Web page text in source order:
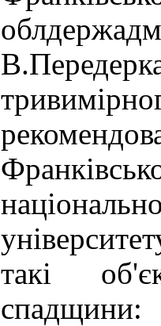
такі
спадщини: